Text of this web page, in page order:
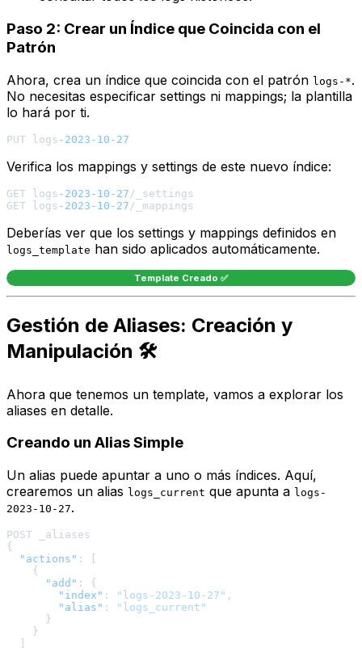
Paso 2: Crear un Índice que Coincida con el
Patrón
Ahora, crea un índice que coincida con el patrón logs-*.
No necesitas especificar settings ni mappings; la plantilla
lo hará por ti.
PUT logs -2023 -10 -27
Verifica los mappings y settings de este nuevo índice:
GET logs -2023 -10 -27 /_settings
GET logs -2023 -10 -27
Deberías ver que los settings y mappings definidos en
logs_template han sido aplicados automáticamente.
Template Creado ✅
Gestión de Aliases: Creación y
Manipulación 🛠️
Ahora que tenemos un template, vamos a explorar los
aliases en detalle.
Creando un Alias Simple
Un alias puede apuntar a uno o más índices. Aquí,
crearemos un alias logs_current que apunta a logs-
2023-10-27.
{
"actions" :
{
"add" :
{
"index" : "logs-2023-10-27" ,
"alias" :
"logs_current"
}
}